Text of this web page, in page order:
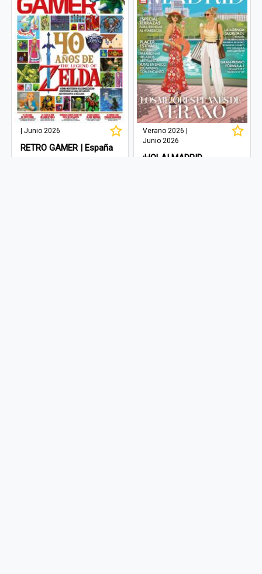
| Junio 2026
RETRO GAMER | España
Verano 2026 |
Junio 2026
¡HOLA! MADRID